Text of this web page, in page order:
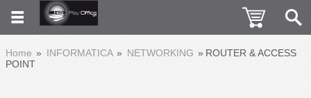
Home INFORMATICA NETWORKING
ROUTER & ACCESS
POINT